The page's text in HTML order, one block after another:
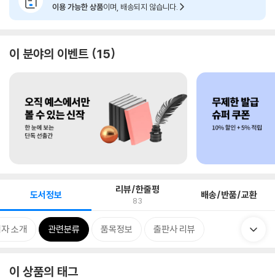
이용 가능한 상품이며, 배송되지 않습니다.
이 분야의 이벤트 15
도서정보 리뷰/한줄평
83 배송/반품/교환
소개 관련분류 품목정보 출판사 리뷰
이 상품의 태그